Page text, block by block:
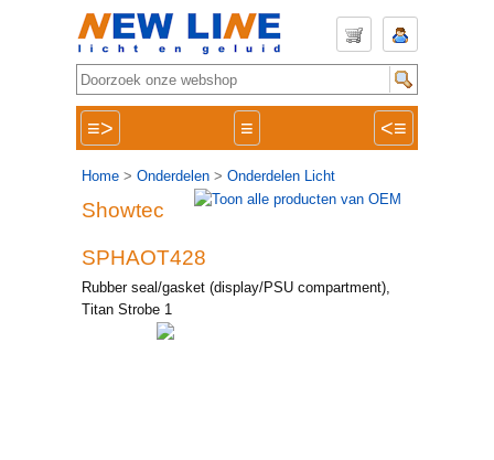
≡> ≡ <≡
Home > Onderdelen > Onderdelen Licht
Showtec
SPHAOT428
Rubber seal/gasket (display/PSU compartment),
Titan Strobe 1